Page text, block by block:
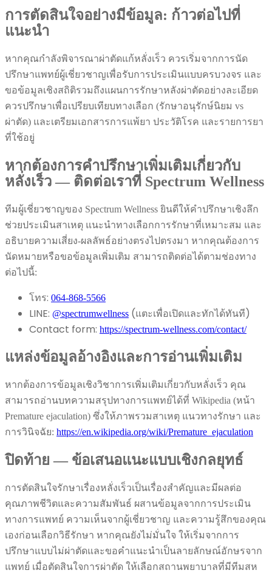
การตัดสินใจอย่างมีข้อมูล: ก้าวต่อไปที่
แนะนำ
หากคุณกำลังพิจารณาผ่าตัดแก้หลั่งเร็ว ควรเริ่มจากการนัด
ปรึกษาแพทย์ผู้เชี่ยวชาญเพื่อรับการประเมินแบบครบวงจร และ
ขอข้อมูลเชิงสถิติรวมถึงแผนการรักษาหลังผ่าตัดอย่างละเอียด
ควรปรึกษาเพื่อเปรียบเทียบทางเลือก (รักษาอนุรักษ์นิยม vs
ผ่าตัด) และเตรียมเอกสารการแพ้ยา ประวัติโรค และรายการยา
ที่ใช้อยู่
หากต้องการคำปรึกษาเพิ่มเติมเกี่ยวกับ
หลั่งเร็ว — ติดต่อเราที่ Spectrum Wellness
ทีมผู้เชี่ยวชาญของ Spectrum Wellness ยินดีให้คำปรึกษาเชิงลึก
ช่วยประเมินสาเหตุ แนะนำทางเลือกการรักษาที่เหมาะสม และ
อธิบายความเสี่ยง-ผลลัพธ์อย่างตรงไปตรงมา หากคุณต้องการ
นัดหมายหรือขอข้อมูลเพิ่มเติม สามารถติดต่อได้ตามช่องทาง
ต่อไปนี้:
โทร: 064-868-5566
LINE: @spectrumwellness (แตะเพื่อเปิดและทักได้ทันที)
Contact form: https://spectrum-wellness.com/contact/
แหล่งข้อมูลอ้างอิงและการอ่านเพิ่มเติม
หากต้องการข้อมูลเชิงวิชาการเพิ่มเติมเกี่ยวกับหลั่งเร็ว คุณ
สามารถอ่านบทความสรุปทางการแพทย์ได้ที่ Wikipedia (หน้า
Premature ejaculation) ซึ่งให้ภาพรวมสาเหตุ แนวทางรักษา และ
การวินิจฉัย: https://en.wikipedia.org/wiki/Premature_ejaculation
ปิดท้าย — ข้อเสนอแนะแบบเชิงกลยุทธ์
การตัดสินใจรักษาเรื่องหลั่งเร็วเป็นเรื่องสำคัญและมีผลต่อ
คุณภาพชีวิตและความสัมพันธ์ ผสานข้อมูลจากการประเมิน
ทางการแพทย์ ความเห็นจากผู้เชี่ยวชาญ และความรู้สึกของคุณ
เองก่อนเลือกวิธีรักษา หากคุณยังไม่มั่นใจ ให้เริ่มจากการ
ปรึกษาแบบไม่ผ่าตัดและขอคำแนะนำเป็นลายลักษณ์อักษรจาก
แพทย์ เมื่อตัดสินใจการผ่าตัด ให้เลือกสถานพยาบาลที่มีทีมสห